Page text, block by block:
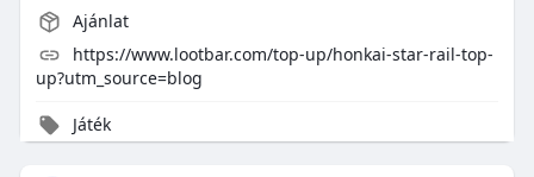
Ajánlat
https://www.lootbar.com/top-up/honkai-star-rail-top-
up?utm_source=blog
Játék